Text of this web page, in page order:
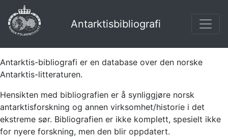
Antarktisbibliografi
Antarktis-bibliografi er en database over den norske
Antarktis-litteraturen.
Hensikten med bibliografien er å synliggjøre norsk
antarktisforskning og annen virksomhet/historie i det
ekstreme sør. Bibliografien er ikke komplett, spesielt ikke
for nyere forskning, men den blir oppdatert.